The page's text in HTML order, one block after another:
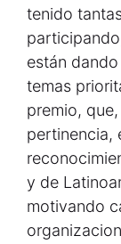
tenido
están
temas
premio,
pertinencia,
y de
motivando